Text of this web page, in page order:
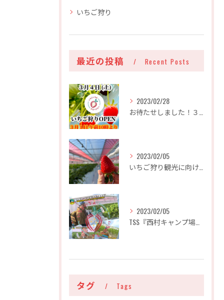
いちご狩り
最近の投稿 Recent Posts
2023/02/28
2023/02/05
2023/02/05
タグ Tags